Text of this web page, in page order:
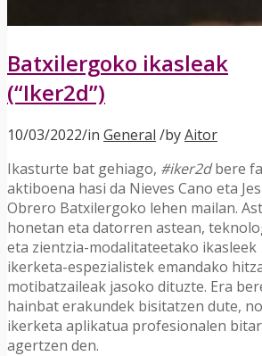
Batxilergoko ikasleak
(“Iker2d”)
10/03/2022/in General /byAitor
Ikasturte bat gehiago, #iker2dbere
aktiboena hasi da Nieves Cano eta
Obrero Batxilergoko lehen mailan.
honetan eta datorren astean,
eta zientzia-modalitateetako ikasleek
ikerketa-espezialistek emandako
motibatzaileak jasoko dituzte. Era
hainbat erakundek bisitatzen dute,
ikerketa aplikatua profesionalen
agertzen den.